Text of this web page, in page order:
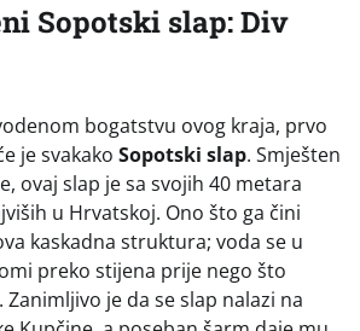
Sopotski slap: Div
bogatstvu ovog kraja, prvo
je svakako Sopotski slap. Smješten
ovaj slap je sa svojih 40 metara
u Hrvatskoj. Ono što ga čini
kaskadna struktura; voda se u
preko stijena prije nego što
je da se slap nalazi na